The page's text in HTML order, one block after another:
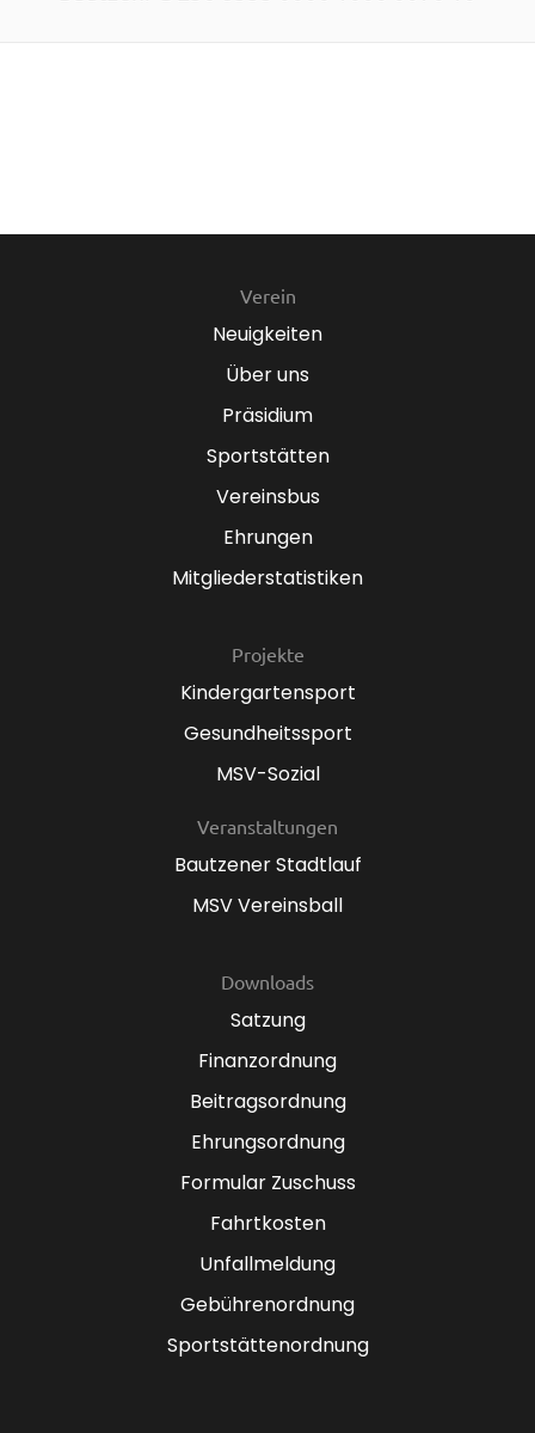
Verein
Neuigkeiten
Über uns
Präsidium
Sportstätten
Vereinsbus
Ehrungen
Mitgliederstatistiken
Projekte
Kindergartensport
Gesundheitssport
MSV-Sozial
Veranstaltungen
Bautzener Stadtlauf
MSV Vereinsball
Downloads
Satzung
Finanzordnung
Beitragsordnung
Ehrungsordnung
Formular Zuschuss
Fahrtkosten
Unfallmeldung
Gebührenordnung
Sportstättenordnung